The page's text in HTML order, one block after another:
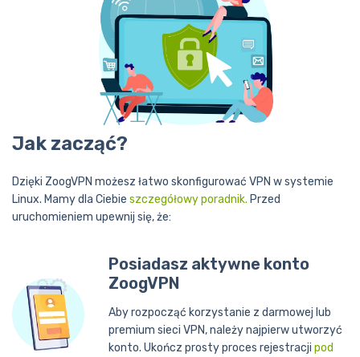
Jak zacząć?
Dzięki ZoogVPN możesz łatwo skonfigurować VPN w systemie
Linux. Mamy dla Ciebie szczegółowy poradnik. Przed
uruchomieniem upewnij się, że:
Posiadasz aktywne konto
ZoogVPN
Aby rozpocząć korzystanie z darmowej lub
premium sieci VPN, należy najpierw utworzyć
konto. Ukończ prosty proces rejestracji pod